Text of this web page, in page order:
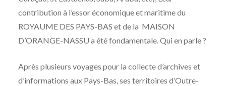
contribution à l’essor économique et maritime du
ROYAUME DES PAYS-BAS et de la MAISON
D’ORANGE-NASSU a été fondamentale. Qui en parle ?
Après plusieurs voyages pour la collecte d’archives et
d’informations aux Pays-Bas, ses territoires d’Outre-